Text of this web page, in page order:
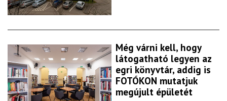
Még várni kell, hogy
látogatható legyen az
egri könyvtár, addig is
FOTÓKON mutatjuk
megújult épületét